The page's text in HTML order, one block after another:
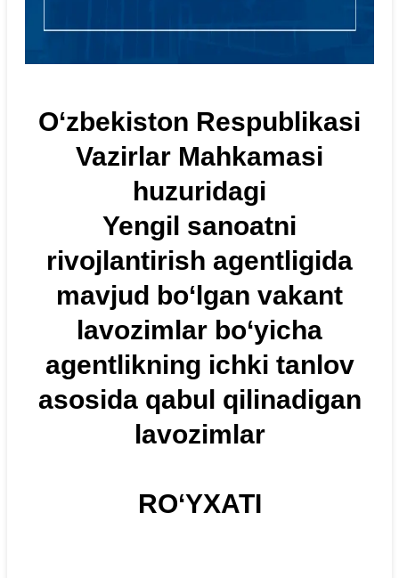
O‘zbekiston Respublikasi
Vazirlar Mahkamasi
huzuridagi
Yengil sanoatni
rivojlantirish agentligida
mavjud bo‘lgan vakant
lavozimlar bo‘yicha
agentlikning ichki tanlov
asosida qabul qilinadigan
lavozimlar
RO‘YXATI